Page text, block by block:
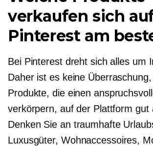
verkaufen sich
Pinterest am
Bei Pinterest dreht sich alles um
Daher ist es keine
Produkte, die einen
verkörpern, auf der Plattform gut
Denken Sie an traumhafte
Luxusgüter, Wohnaccessoires,